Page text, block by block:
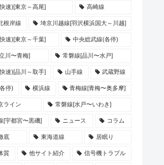
速)[東京～高尾] 高崎線
根岸線 埼京川越線[羽沢横浜国大～川越]
速)[東京～千葉] 中央総武線(各停)
川〜青梅] 常磐線[品川〜水戸]
速)[品川～取手] 山手線 武蔵野線
停) 横浜線 青梅線[青梅〜奥多摩]
ライン 常磐線[水戸〜いわき]
[宇都宮〜黒磯] ニュース コラム
底 東海道線 居眠り
質 他サイト紹介 信号機トラブル